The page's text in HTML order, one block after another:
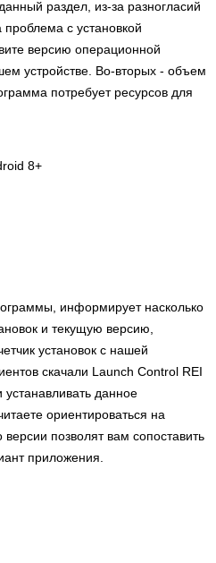
раздел, из-за разногласий
с установкой
версию операционной
устройстве. Во-вторых - объем
потребует ресурсов для
8+
информирует насколько
и текущую версию,
установок с нашей
скачали Launch Control REI
данное
ориентироваться на
позволят вам сопоставить
приложения.